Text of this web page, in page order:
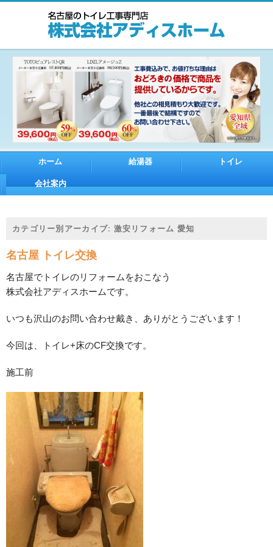
ホーム 給湯器 トイレ
会社案内
カテゴリー別アーカイブ: 激安リフォーム 愛知
名古屋 トイレ交換
名古屋でトイレのリフォームをおこなう
株式会社アディスホームです。
いつも沢山のお問い合わせ戴き、ありがとうございます！
今回は、トイレ+床のCF交換です。
施工前